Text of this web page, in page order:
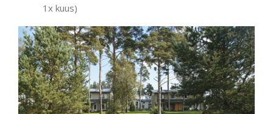
1x kuus)